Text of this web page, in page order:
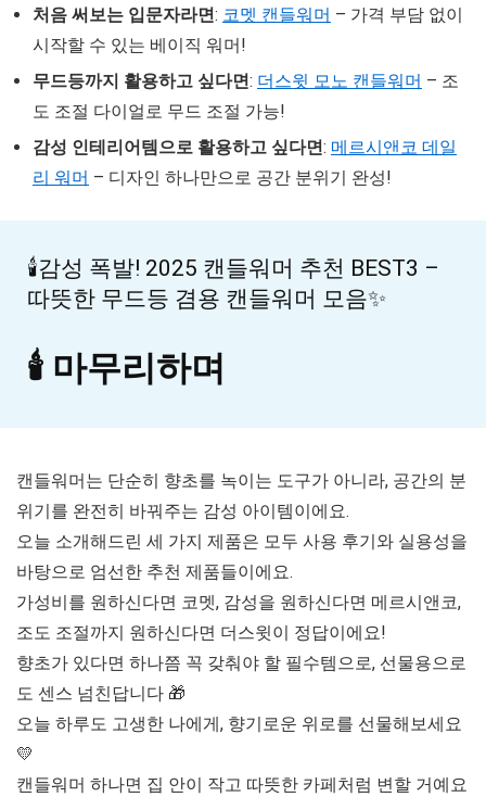
처음 써보는 입문자라면: 코멧 캔들워머 – 가격 부담 없이
시작할 수 있는 베이직 워머!
무드등까지 활용하고 싶다면: 더스윗 모노 캔들워머 – 조
도 조절 다이얼로 무드 조절 가능!
감성 인테리어템으로 활용하고 싶다면: 메르시앤코 데일
리 워머 – 디자인 하나만으로 공간 분위기 완성!
🕯️감성 폭발! 2025 캔들워머 추천 BEST3 –
따뜻한 무드등 겸용 캔들워머 모음✨
🕯️ 마무리하며
캔들워머는 단순히 향초를 녹이는 도구가 아니라, 공간의 분
위기를 완전히 바꿔주는 감성 아이템이에요.
오늘 소개해드린 세 가지 제품은 모두 사용 후기와 실용성을
바탕으로 엄선한 추천 제품들이에요.
가성비를 원하신다면 코멧, 감성을 원하신다면 메르시앤코,
조도 조절까지 원하신다면 더스윗이 정답이에요!
향초가 있다면 하나쯤 꼭 갖춰야 할 필수템으로, 선물용으로
도 센스 넘친답니다 🎁
오늘 하루도 고생한 나에게, 향기로운 위로를 선물해보세요
💛
캔들워머 하나면 집 안이 작고 따뜻한 카페처럼 변할 거예요